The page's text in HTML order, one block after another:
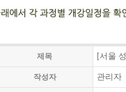
제목 [서울
작성자 관리자